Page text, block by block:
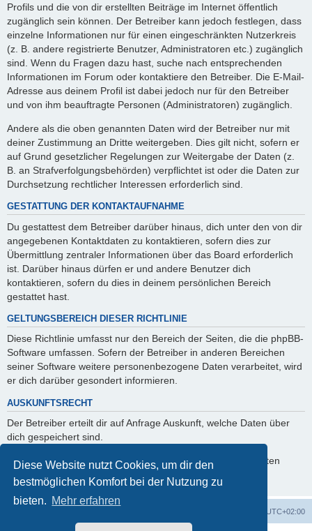
Diese Website nutzt Cookies, um dir den
bestmöglichen Komfort bei der Nutzung zu
bieten. Mehr erfahren
Profils und die von dir erstellten Beiträge im Internet öffentlich
zugänglich sein können. Der Betreiber kann jedoch festlegen, dass
einzelne Informationen nur für einen eingeschränkten Nutzerkreis
(z. B. andere registrierte Benutzer, Administratoren etc.) zugänglich
sind. Wenn du Fragen dazu hast, suche nach entsprechenden
Informationen im Forum oder kontaktiere den Betreiber. Die E-Mail-
Adresse aus deinem Profil ist dabei jedoch nur für den Betreiber
und von ihm beauftragte Personen (Administratoren) zugänglich.
Andere als die oben genannten Daten wird der Betreiber nur mit
deiner Zustimmung an Dritte weitergeben. Dies gilt nicht, sofern er
auf Grund gesetzlicher Regelungen zur Weitergabe der Daten (z.
B. an Strafverfolgungsbehörden) verpflichtet ist oder die Daten zur
Durchsetzung rechtlicher Interessen erforderlich sind.
GESTATTUNG DER KONTAKTAUFNAHME
Du gestattest dem Betreiber darüber hinaus, dich unter den von dir
angegebenen Kontaktdaten zu kontaktieren, sofern dies zur
Übermittlung zentraler Informationen über das Board erforderlich
ist. Darüber hinaus dürfen er und andere Benutzer dich
kontaktieren, sofern du dies in deinem persönlichen Bereich
gestattet hast.
GELTUNGSBEREICH DIESER RICHTLINIE
Diese Richtlinie umfasst nur den Bereich der Seiten, die die phpBB-
Software umfassen. Sofern der Betreiber in anderen Bereichen
seiner Software weitere personenbezogene Daten verarbeitet, wird
er dich darüber gesondert informieren.
AUSKUNFTSRECHT
Der Betreiber erteilt dir auf Anfrage Auskunft, welche Daten über
dich gespeichert sind.
Du kannst jederzeit die Löschung bzw. Sperrung deiner Daten
verlangen. Kontaktiere hierzu bitte den Betreiber.
UTC+02:00